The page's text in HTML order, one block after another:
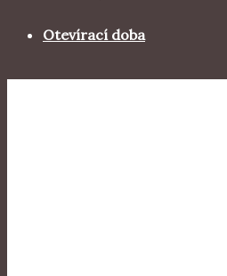
Otevírací doba